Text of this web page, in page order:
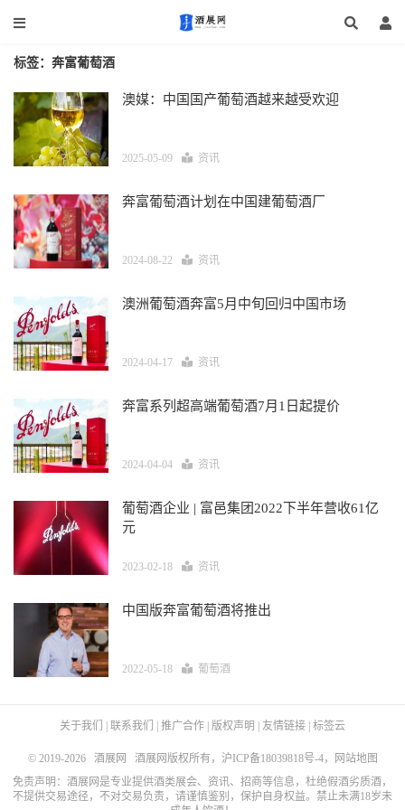
标签：奔富葡萄酒
澳媒：中国国产葡萄酒越来越受欢迎
2025-05-09 资讯
奔富葡萄酒计划在中国建葡萄酒厂
2024-08-22 资讯
澳洲葡萄酒奔富5月中旬回归中国市场
2024-04-17 资讯
奔富系列超高端葡萄酒7月1日起提价
2024-04-04 资讯
葡萄酒企业 | 富邑集团2022下半年营收61亿
元
2023-02-18 资讯
中国版奔富葡萄酒将推出
2022-05-18 葡萄酒
关于我们 联系我们 推广合作 版权声明 友情链接 标签云
© 2019-2026 酒展网 酒展网版权所有， 沪ICP备18039818号-4，
网站地图
免责声明：酒展网是专业提供酒类展会、资讯、招商等信息，杜绝假酒劣质酒，
不提供交易途径，不对交易负责，请谨慎鉴别，保护自身权益。禁止未满18岁未